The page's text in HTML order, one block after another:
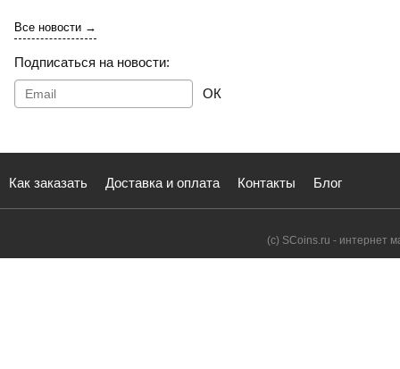
Все новости →
Подписаться на новости:
ОК
Как заказать Доставка и оплата Контакты Блог
(с) SCoins.ru - интернет